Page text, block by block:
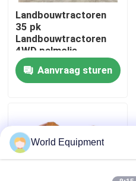
NEEM CONTACT MET
Nieuws
Hydraulisch
Mini Crawler Excavator
Landbouwtractoren
35 pk
Landbouwtractoren
4WD palmolie
Aanvraag sturen
World Equipment